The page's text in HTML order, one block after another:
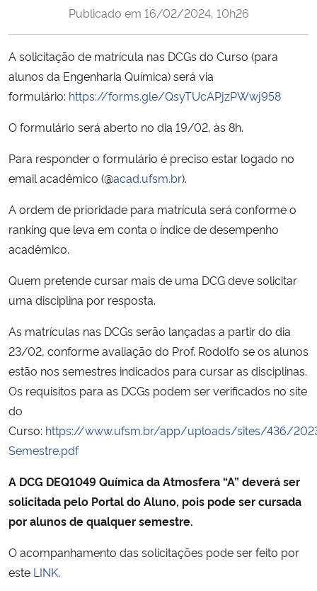
Ministério da Cidadania
Ministério de Minas e Energia
Ministério da Ciência, Tecnologia, Inovações e Comunicações
Ministério do Meio Ambiente
Ministério do Desenvolvimento Regional
Controladoria-Geral da União
Secretaria-Geral
Secretaria de Governo
Gabinete de Segurança Institucional
Banco Central do Brasil
Publicado em 16/02/2024, 10h26
A solicitação de matrícula nas DCGs do Curso (para
alunos da Engenharia Química) será via
formulário: https://forms.gle/QsyTUcAPjzPWwj958
O formulário será aberto no dia 19/02, às 8h.
Para responder o formulário é preciso estar logado no
email acadêmico (@acad.ufsm.br).
A ordem de prioridade para matrícula será conforme o
ranking que leva em conta o índice de desempenho
acadêmico.
Quem pretende cursar mais de uma DCG deve solicitar
uma disciplina por resposta.
As matrículas nas DCGs serão lançadas a partir do dia
23/02, conforme avaliação do Prof. Rodolfo se os alunos
estão nos semestres indicados para cursar as disciplinas.
Os requisitos para as DCGs podem ser verificados no site
do
Curso: https://www.ufsm.br/app/uploads/sites/436/
Semestre.pdf
A DCG DEQ1049 Química da Atmosfera “A” deverá ser
solicitada pelo Portal do Aluno, pois pode ser cursada
por alunos de qualquer semestre.
O acompanhamento das solicitações pode ser feito por
este LINK.